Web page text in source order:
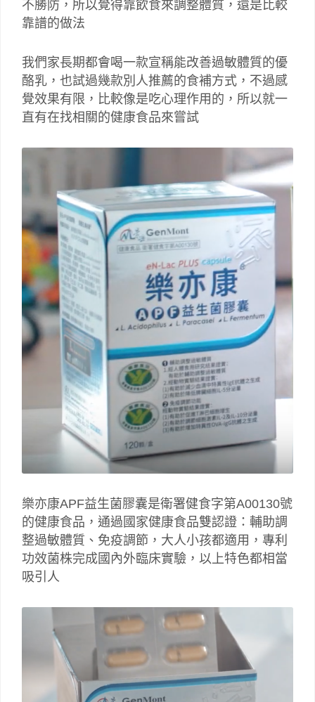
不勝防，所以覺得靠飲食來調整體質，還是比較
靠譜的做法
我們家長期都會喝一款宣稱能改善過敏體質的優
酪乳，也試過幾款別人推薦的食補方式，不過感
覺效果有限，比較像是吃心理作用的，所以就一
直有在找相關的健康食品來嘗試
樂亦康APF益生菌膠囊是衛署健食字第A00130號
的健康食品，通過國家健康食品雙認證：輔助調
整過敏體質、免疫調節，大人小孩都適用，專利
功效菌株完成國內外臨床實驗，以上特色都相當
吸引人